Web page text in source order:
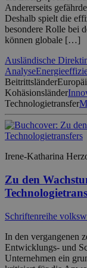
Andererseits
Deshalb spielt die
besondere Rolle bei
können globale […]
Ausländische
Analyse
Beitrittsländer
Kohäsionsländer
Technologietransfer
Irene-Katharina
Zu den
Schriftenreihe
In den vergangenen
Entwicklungs- und
Unternehmen ein